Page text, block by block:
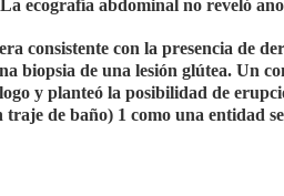
ecografía abdominal no reveló
consistente con la presencia de
biopsia de una lesión glútea. Un
y planteó la posibilidad de
de baño) 1 como una entidad